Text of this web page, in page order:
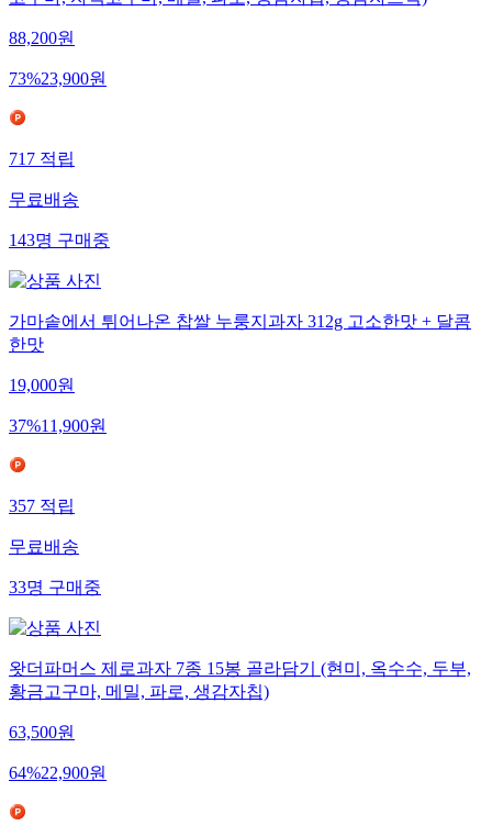
고구마, 자색고구마, 메밀, 파로, 생감자칩, 생감자스틱)
88,200원
73%23,900원
717적립
무료배송
143명구매중
가마솥에서 튀어나온 찹쌀 누룽지과자 312g 고소한맛 + 달콤
한맛
19,000원
37%11,900원
357적립
무료배송
33명구매중
왓더파머스 제로과자 7종 15봉 골라담기 (현미, 옥수수, 두부,
황금고구마, 메밀, 파로, 생감자칩)
63,500원
64%22,900원